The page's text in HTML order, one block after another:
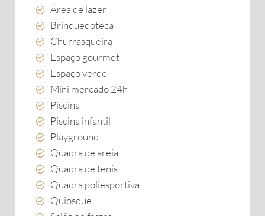
Área de lazer
Brinquedoteca
Churrasqueira
Espaço gourmet
Espaço verde
Mini mercado 24h
Piscina
Piscina infantil
Playground
Quadra de areia
Quadra de tenis
Quadra poliesportiva
Quiosque